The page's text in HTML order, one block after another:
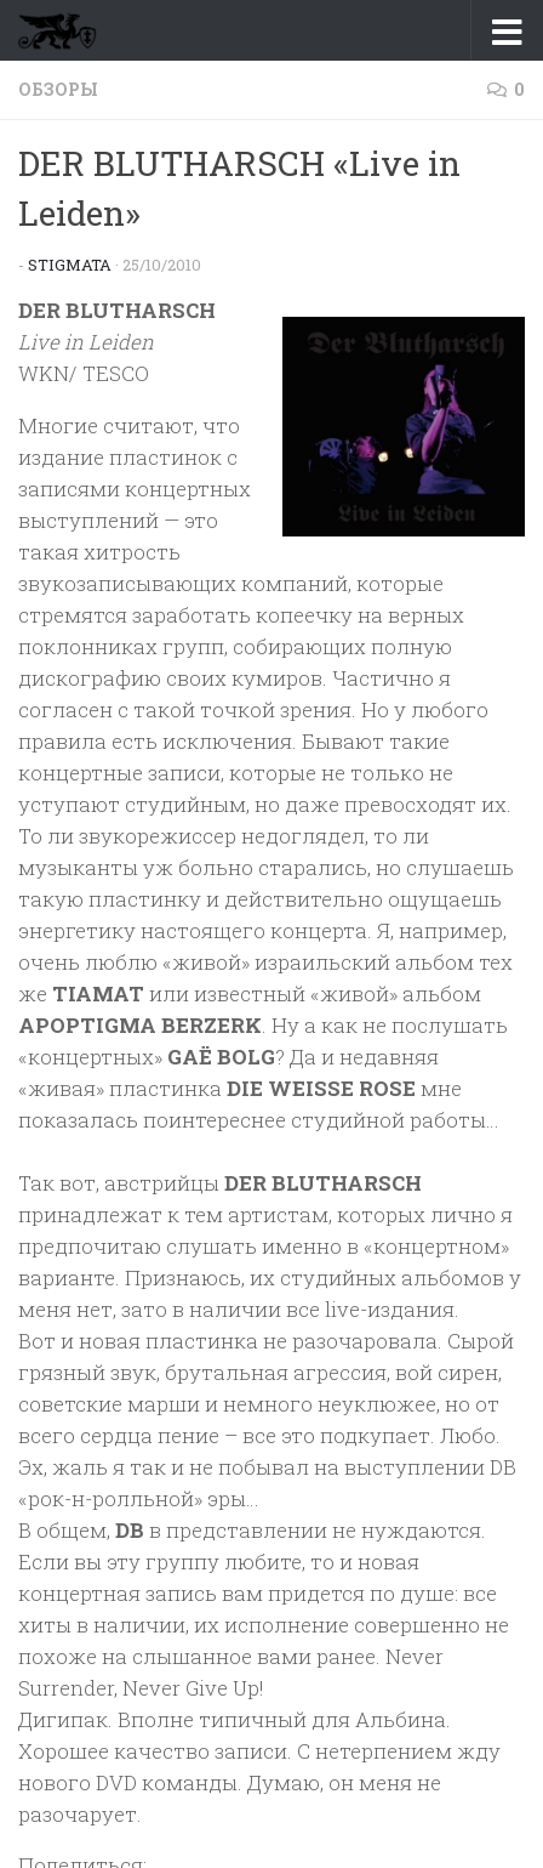
Перейти к содержимому
ОБЗОРЫ 0
DER BLUTHARSCH «Live in
Leiden»
- STIGMATA · 25/10/2010
DER BLUTHARSCH
Live in Leiden
WKN/ TESCO
Многие считают, что
издание пластинок с
записями концертных
выступлений — это
такая хитрость
звукозаписывающих компаний, которые
стремятся заработать копеечку на верных
поклонниках групп, собирающих полную
дискографию своих кумиров. Частично я
согласен с такой точкой зрения. Но у любого
правила есть исключения. Бывают такие
концертные записи, которые не только не
уступают студийным, но даже превосходят их.
То ли звукорежиссер недоглядел, то ли
музыканты уж больно старались, но слушаешь
такую пластинку и действительно ощущаешь
энергетику настоящего концерта. Я, например,
очень люблю «живой» израильский альбом тех
же TIAMAT или известный «живой» альбом
APOPTIGMA BERZERK. Ну а как не послушать
«концертных» GAЁ BOLG? Да и недавняя
«живая» пластинка DIE WEISSE ROSE мне
показалась поинтереснее студийной работы…
Так вот, австрийцыDER BLUTHARSCH
принадлежат к тем артистам, которых лично я
предпочитаю слушать именно в «концертном»
варианте. Признаюсь, их студийных альбомов у
меня нет, зато в наличии все live-издания.
Вот и новая пластинка не разочаровала. Сырой
грязный звук, брутальная агрессия, вой сирен,
советские марши и немного неуклюжее, но от
всего сердца пение – все это подкупает. Любо.
Эх, жаль я так и не побывал на выступлении DB
«рок-н-ролльной» эры…
В общем, DB в представлении не нуждаются.
Если вы эту группу любите, то и новая
концертная запись вам придется по душе: все
хиты в наличии, их исполнение совершенно не
похоже на слышанное вами ранее. Never
Surrender, Never Give Up!
Дигипак. Вполне типичный для Альбина.
Хорошее качество записи. С нетерпением жду
нового DVD команды. Думаю, он меня не
разочарует.